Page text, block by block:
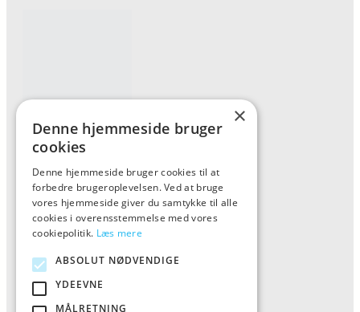
Forside
Vis alle produkter
Kontakt
ALFA
×
Denne hjemmeside bruger
cookies
Denne hjemmeside bruger cookies til at
forbedre brugeroplevelsen. Ved at bruge
vores hjemmeside giver du samtykke til alle
cookies i overensstemmelse med vores
cookiepolitik. Læs mere
ABSOLUT NØDVENDIGE
YDEEVNE
MÅLRETNING